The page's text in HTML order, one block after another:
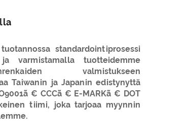
standardointiprosessi
varmistamalla tuotteidemme
valmistukseen
Taiwanin ja Japanin edistynyttä
€ CCCã € E-MARKã € DOT
tiimi, joka tarjoaa myynnin